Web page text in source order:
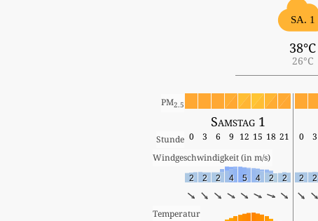
SA. 1
38°C
26°C
PM2.5
Samstag 1
Stunde 0 3 6 9 12 15 18 21 0 3
Windgeschwindigkeit (in m/s)
2 2 2 4 5 4 2 2 2 2
Temperatur